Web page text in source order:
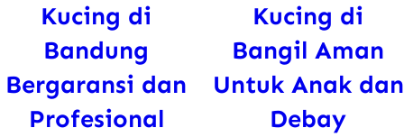
Kucing di
Bandung
Bergaransi dan
Profesional
Kucing di
Bangil Aman
Untuk Anak dan
Debay